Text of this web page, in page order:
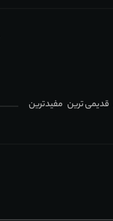
قدیمی ترین مفیدترین